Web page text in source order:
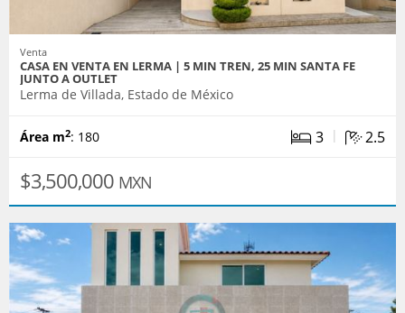
Venta
CASA EN VENTA EN LERMA | 5 MIN TREN, 25 MIN SANTA FE
JUNTO A OUTLET
Lerma de Villada, Estado de México
Área m2: 180 3 | 2.5
$3,500,000 MXN